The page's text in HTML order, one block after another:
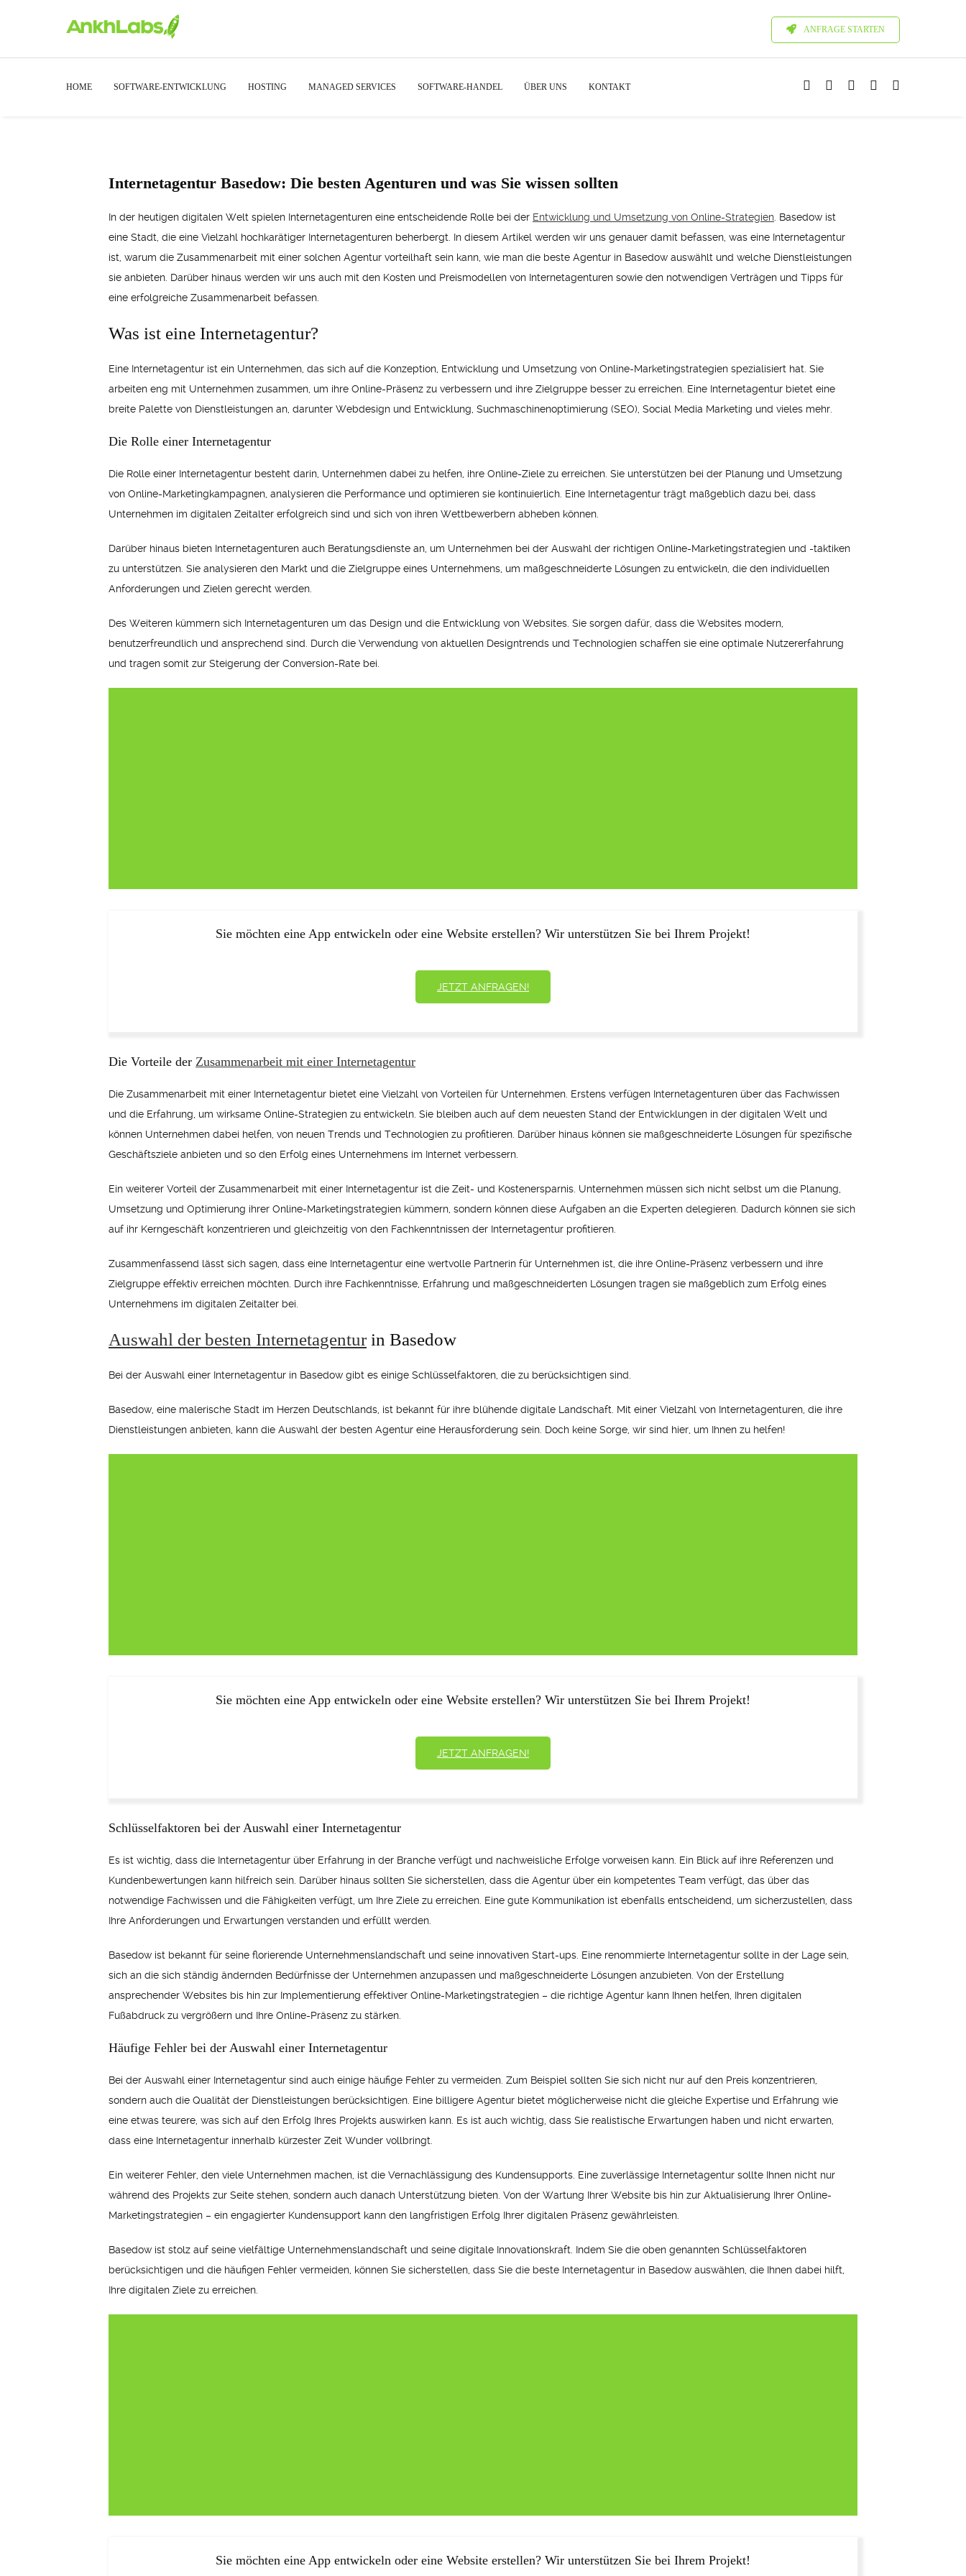
ANFRAGE STARTEN
HOME SOFTWARE-ENTWICKLUNG HOSTING MANAGED SERVICES SOFTWARE-HANDEL ÜBER UNS KONTAKT
Internetagentur Basedow: Die besten Agenturen und was Sie wissen sollten
In der heutigen digitalen Welt spielen Internetagenturen eine entscheidende Rolle bei der Entwicklung und Umsetzung von Online-Strategien . Basedow ist
eine Stadt, die eine Vielzahl hochkarätiger Internetagenturen beherbergt. In diesem Artikel werden wir uns genauer damit befassen, was eine Internetagentur
ist, warum die Zusammenarbeit mit einer solchen Agentur vorteilhaft sein kann, wie man die beste Agentur in Basedow auswählt und welche Dienstleistungen
sie anbieten. Darüber hinaus werden wir uns auch mit den Kosten und Preismodellen von Internetagenturen sowie den notwendigen Verträgen und Tipps für
eine erfolgreiche Zusammenarbeit befassen.
Was ist eine Internetagentur?
Eine Internetagentur ist ein Unternehmen, das sich auf die Konzeption, Entwicklung und Umsetzung von Online-Marketingstrategien spezialisiert hat. Sie
arbeiten eng mit Unternehmen zusammen, um ihre Online-Präsenz zu verbessern und ihre Zielgruppe besser zu erreichen. Eine Internetagentur bietet eine
breite Palette von Dienstleistungen an, darunter Webdesign und Entwicklung, Suchmaschinenoptimierung (SEO), Social Media Marketing und vieles mehr.
Die Rolle einer Internetagentur
Die Rolle einer Internetagentur besteht darin, Unternehmen dabei zu helfen, ihre Online-Ziele zu erreichen. Sie unterstützen bei der Planung und Umsetzung
von Online-Marketingkampagnen, analysieren die Performance und optimieren sie kontinuierlich. Eine Internetagentur trägt maßgeblich dazu bei, dass
Unternehmen im digitalen Zeitalter erfolgreich sind und sich von ihren Wettbewerbern abheben können.
Darüber hinaus bieten Internetagenturen auch Beratungsdienste an, um Unternehmen bei der Auswahl der richtigen Online-Marketingstrategien und -taktiken
zu unterstützen. Sie analysieren den Markt und die Zielgruppe eines Unternehmens, um maßgeschneiderte Lösungen zu entwickeln, die den individuellen
Anforderungen und Zielen gerecht werden.
Des Weiteren kümmern sich Internetagenturen um das Design und die Entwicklung von Websites. Sie sorgen dafür, dass die Websites modern,
benutzerfreundlich und ansprechend sind. Durch die Verwendung von aktuellen Designtrends und Technologien schaffen sie eine optimale Nutzererfahrung
und tragen somit zur Steigerung der Conversion-Rate bei.
Sie möchten eine App entwickeln oder eine Website erstellen? Wir unterstützen Sie bei Ihrem Projekt!
JETZT ANFRAGEN!
Die Vorteile der Zusammenarbeit mit einer Internetagentur
Die Zusammenarbeit mit einer Internetagentur bietet eine Vielzahl von Vorteilen für Unternehmen. Erstens verfügen Internetagenturen über das Fachwissen
und die Erfahrung, um wirksame Online-Strategien zu entwickeln. Sie bleiben auch auf dem neuesten Stand der Entwicklungen in der digitalen Welt und
können Unternehmen dabei helfen, von neuen Trends und Technologien zu profitieren. Darüber hinaus können sie maßgeschneiderte Lösungen für spezifische
Geschäftsziele anbieten und so den Erfolg eines Unternehmens im Internet verbessern.
Ein weiterer Vorteil der Zusammenarbeit mit einer Internetagentur ist die Zeit- und Kostenersparnis. Unternehmen müssen sich nicht selbst um die Planung,
Umsetzung und Optimierung ihrer Online-Marketingstrategien kümmern, sondern können diese Aufgaben an die Experten delegieren. Dadurch können sie sich
auf ihr Kerngeschäft konzentrieren und gleichzeitig von den Fachkenntnissen der Internetagentur profitieren.
Zusammenfassend lässt sich sagen, dass eine Internetagentur eine wertvolle Partnerin für Unternehmen ist, die ihre Online-Präsenz verbessern und ihre
Zielgruppe effektiv erreichen möchten. Durch ihre Fachkenntnisse, Erfahrung und maßgeschneiderten Lösungen tragen sie maßgeblich zum Erfolg eines
Unternehmens im digitalen Zeitalter bei.
Auswahl der besten Internetagentur in Basedow
Bei der Auswahl einer Internetagentur in Basedow gibt es einige Schlüsselfaktoren, die zu berücksichtigen sind.
Basedow, eine malerische Stadt im Herzen Deutschlands, ist bekannt für ihre blühende digitale Landschaft. Mit einer Vielzahl von Internetagenturen, die ihre
Dienstleistungen anbieten, kann die Auswahl der besten Agentur eine Herausforderung sein. Doch keine Sorge, wir sind hier, um Ihnen zu helfen!
Sie möchten eine App entwickeln oder eine Website erstellen? Wir unterstützen Sie bei Ihrem Projekt!
JETZT ANFRAGEN!
Schlüsselfaktoren bei der Auswahl einer Internetagentur
Es ist wichtig, dass die Internetagentur über Erfahrung in der Branche verfügt und nachweisliche Erfolge vorweisen kann. Ein Blick auf ihre Referenzen und
Kundenbewertungen kann hilfreich sein. Darüber hinaus sollten Sie sicherstellen, dass die Agentur über ein kompetentes Team verfügt, das über das
notwendige Fachwissen und die Fähigkeiten verfügt, um Ihre Ziele zu erreichen. Eine gute Kommunikation ist ebenfalls entscheidend, um sicherzustellen, dass
Ihre Anforderungen und Erwartungen verstanden und erfüllt werden.
Basedow ist bekannt für seine florierende Unternehmenslandschaft und seine innovativen Start-ups. Eine renommierte Internetagentur sollte in der Lage sein,
sich an die sich ständig ändernden Bedürfnisse der Unternehmen anzupassen und maßgeschneiderte Lösungen anzubieten. Von der Erstellung
ansprechender Websites bis hin zur Implementierung effektiver Online-Marketingstrategien – die richtige Agentur kann Ihnen helfen, Ihren digitalen
Fußabdruck zu vergrößern und Ihre Online-Präsenz zu stärken.
Häufige Fehler bei der Auswahl einer Internetagentur
Bei der Auswahl einer Internetagentur sind auch einige häufige Fehler zu vermeiden. Zum Beispiel sollten Sie sich nicht nur auf den Preis konzentrieren,
sondern auch die Qualität der Dienstleistungen berücksichtigen. Eine billigere Agentur bietet möglicherweise nicht die gleiche Expertise und Erfahrung wie
eine etwas teurere, was sich auf den Erfolg Ihres Projekts auswirken kann. Es ist auch wichtig, dass Sie realistische Erwartungen haben und nicht erwarten,
dass eine Internetagentur innerhalb kürzester Zeit Wunder vollbringt.
Ein weiterer Fehler, den viele Unternehmen machen, ist die Vernachlässigung des Kundensupports. Eine zuverlässige Internetagentur sollte Ihnen nicht nur
während des Projekts zur Seite stehen, sondern auch danach Unterstützung bieten. Von der Wartung Ihrer Website bis hin zur Aktualisierung Ihrer Online-
Marketingstrategien – ein engagierter Kundensupport kann den langfristigen Erfolg Ihrer digitalen Präsenz gewährleisten.
Basedow ist stolz auf seine vielfältige Unternehmenslandschaft und seine digitale Innovationskraft. Indem Sie die oben genannten Schlüsselfaktoren
berücksichtigen und die häufigen Fehler vermeiden, können Sie sicherstellen, dass Sie die beste Internetagentur in Basedow auswählen, die Ihnen dabei hilft,
Ihre digitalen Ziele zu erreichen.
Sie möchten eine App entwickeln oder eine Website erstellen? Wir unterstützen Sie bei Ihrem Projekt!